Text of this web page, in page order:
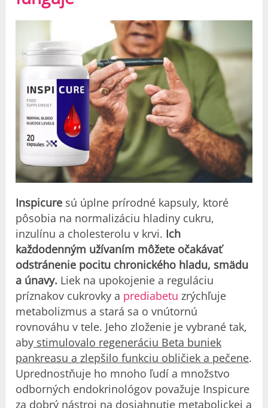
Inspicure sú úplne prírodné kapsuly, ktoré
pôsobia na normalizáciu hladiny cukru,
inzulínu a cholesterolu v krvi. Ich
každodenným užívaním môžete očakávať
odstránenie pocitu chronického hladu, smädu
a únavy. Liek na upokojenie a reguláciu
príznakov cukrovky a prediabetu zrýchľuje
metabolizmus a stará sa o vnútornú
rovnováhu v tele. Jeho zloženie je vybrané tak,
aby stimulovalo regeneráciu Beta buniek
pankreasu a zlepšilo funkciu obličiek a pečene.
Uprednostňuje ho mnoho ľudí a množstvo
odborných endokrinológov považuje Inspicure
za dobrý nástroj na dosiahnutie metabolickej a